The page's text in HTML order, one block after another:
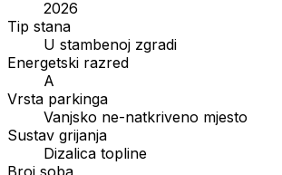
2026
Tip stana
U stambenoj zgradi
Energetski razred
A
Vrsta parkinga
Vanjsko ne-natkriveno mjesto
Sustav grijanja
Dizalica topline
Broj soba